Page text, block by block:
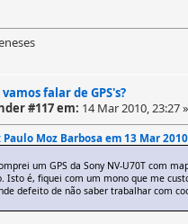
vamos falar de GPS's?
#117 em: 14 Mar 2010, 23:27 »
Paulo Moz Barbosa em 13 Mar
um GPS da Sony NV-U70T com
Isto é, fiquei com um mono que me
defeito de não saber trabalhar com